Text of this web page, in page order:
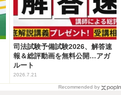
司法試験予備試験2026、解答速
報＆総評動画を無料公開…アガ
ルート
2026.7.21
Recommended by